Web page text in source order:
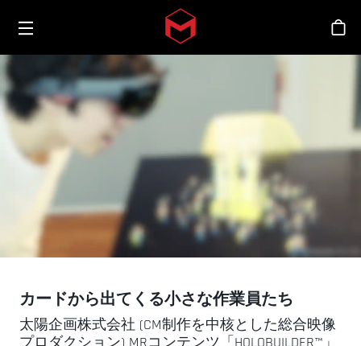
Skip to main content
Toggle menu
シ
カードから出てくる小さな作業員たち
太陽企画株式会社 (CM制作を中核とした総合映像